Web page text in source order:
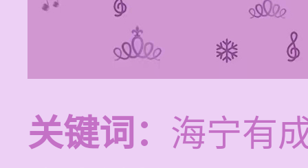
关键词： 海宁有